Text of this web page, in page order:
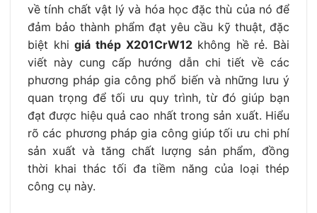
về tính chất vật lý và hóa học đặc thù của nó để
đảm bảo thành phẩm đạt yêu cầu kỹ thuật, đặc
biệt khigiá thép X201CrW12không hề rẻ. Bài
viết này cung cấp hướng dẫn chi tiết về các
phương pháp gia công phổ biến và những lưu ý
quan trọng để tối ưu quy trình, từ đó giúp bạn
đạt được hiệu quả cao nhất trong sản xuất. Hiểu
rõ các phương pháp gia công giúp tối ưu chi phí
sản xuất và tăng chất lượng sản phẩm, đồng
thời khai thác tối đa tiềm năng của loại thép
công cụ này.